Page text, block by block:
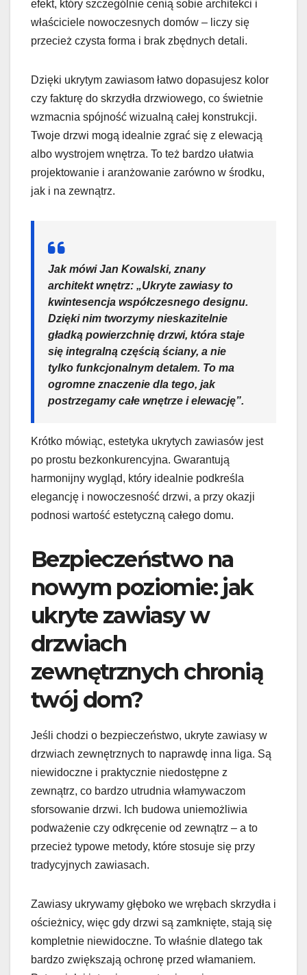
efekt, który szczególnie cenią sobie architekci i
właściciele nowoczesnych domów – liczy się
przecież czysta forma i brak zbędnych detali.
Dzięki ukrytym zawiasom łatwo dopasujesz kolor
czy fakturę do skrzydła drzwiowego, co świetnie
wzmacnia spójność wizualną całej konstrukcji.
Twoje drzwi mogą idealnie zgrać się z elewacją
albo wystrojem wnętrza. To też bardzo ułatwia
projektowanie i aranżowanie zarówno w środku,
jak i na zewnątrz.
Jak mówi Jan Kowalski, znany
architekt wnętrz: „Ukryte zawiasy to
kwintesencja współczesnego designu.
Dzięki nim tworzymy nieskazitelnie
gładką powierzchnię drzwi, która staje
się integralną częścią ściany, a nie
tylko funkcjonalnym detalem. To ma
ogromne znaczenie dla tego, jak
postrzegamy całe wnętrze i elewację”.
Krótko mówiąc, estetyka ukrytych zawiasów jest
po prostu bezkonkurencyjna. Gwarantują
harmonijny wygląd, który idealnie podkreśla
elegancję i nowoczesność drzwi, a przy okazji
podnosi wartość estetyczną całego domu.
Bezpieczeństwo na
nowym poziomie: jak
ukryte zawiasy w
drzwiach
zewnętrznych chronią
twój dom?
Jeśli chodzi o bezpieczeństwo, ukryte zawiasy w
drzwiach zewnętrznych to naprawdę inna liga. Są
niewidoczne i praktycznie niedostępne z
zewnątrz, co bardzo utrudnia włamywaczom
sforsowanie drzwi. Ich budowa uniemożliwia
podważenie czy odkręcenie od zewnątrz – a to
przecież typowe metody, które stosuje się przy
tradycyjnych zawiasach.
Zawiasy ukrywamy głęboko we wrębach skrzydła i
ościeżnicy, więc gdy drzwi są zamknięte, stają się
kompletnie niewidoczne. To właśnie dlatego tak
bardzo zwiększają ochronę przed włamaniem.